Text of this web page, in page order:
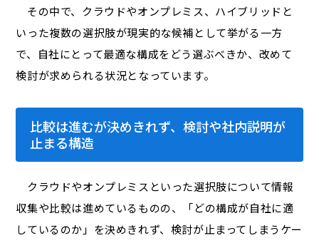
その中で、クラウドやオンプレミス、ハイブリッドと
いった複数の選択肢が現実的な候補として挙がる一方
で、自社にとって最適な構成をどう選ぶべきか、改めて
検討が求められる状況となっています。
比較は進むが決めきれず、検討や社内説明が
止まる構造
クラウドやオンプレミスといった選択肢について情報
収集や比較は進めているものの、「どの構成が自社に適
しているのか」を決めきれず、検討が止まってしまうケー